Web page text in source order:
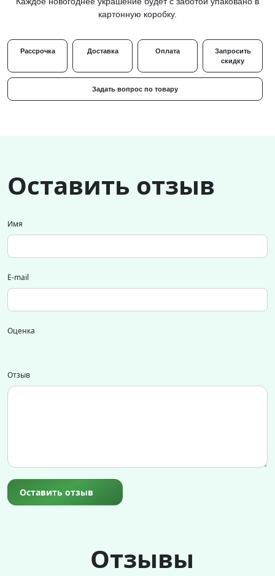
картонную коробку.
Рассрочка Доставка Оплата
Запросить
скидку
Задать вопрос по товару
Оставить отзыв
Имя
E-mail
Оценка
Отзыв
Оставить отзыв
Отзывы